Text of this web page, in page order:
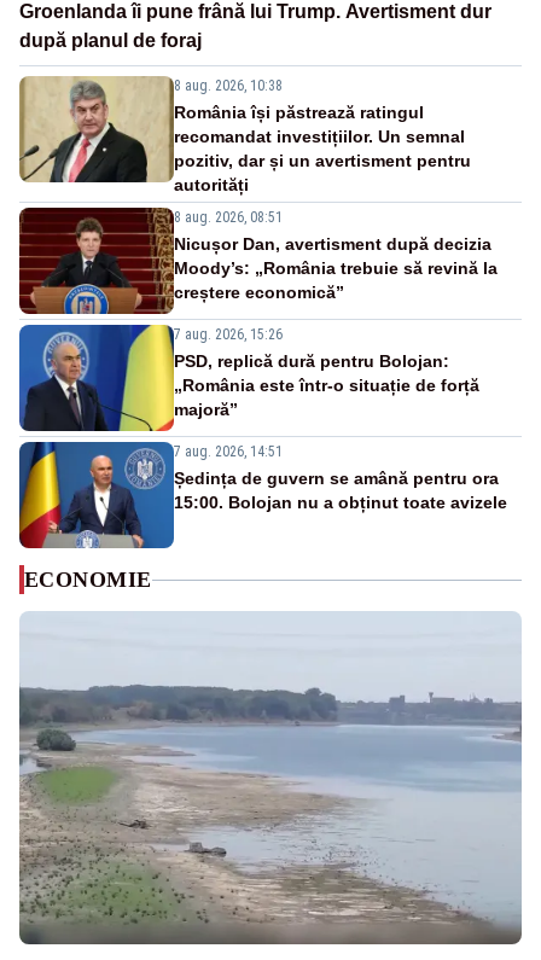
Groenlanda îi pune frână lui Trump. Avertisment dur
după planul de foraj
8 aug. 2026, 10:38
România își păstrează ratingul
recomandat investițiilor. Un semnal
pozitiv, dar și un avertisment pentru
autorități
8 aug. 2026, 08:51
Nicușor Dan, avertisment după decizia
Moody’s: „România trebuie să revină la
creștere economică”
7 aug. 2026, 15:26
PSD, replică dură pentru Bolojan:
„România este într-o situație de forță
majoră”
7 aug. 2026, 14:51
Ședința de guvern se amână pentru ora
15:00. Bolojan nu a obținut toate avizele
ECONOMIE